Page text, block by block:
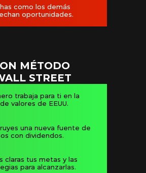
como los demás
oportunidades.
MÉTODO
STREET
trabaja para ti en la
valores de EEUU.
una nueva fuente de
con dividendos.
claras tus metas y las
para alcanzarlas.